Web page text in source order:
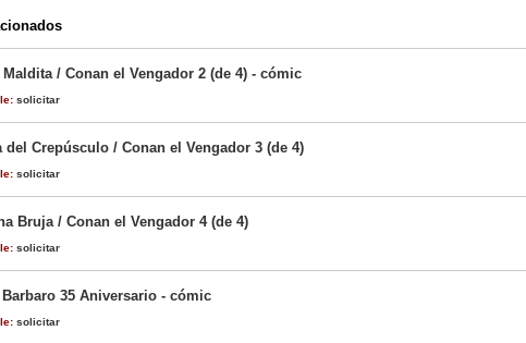
Maldita / Conan el Vengador 2 (de 4) - cómic
solicitar
del Crepúsculo / Conan el Vengador 3 (de 4)
solicitar
Bruja / Conan el Vengador 4 (de 4)
solicitar
35 Aniversario - cómic
solicitar